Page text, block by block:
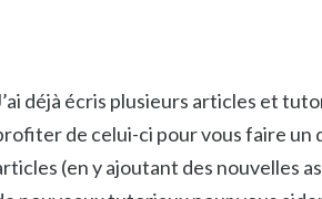
déjà écris plusieurs articles et
de celui-ci pour vous faire un
(en y ajoutant des nouvelles